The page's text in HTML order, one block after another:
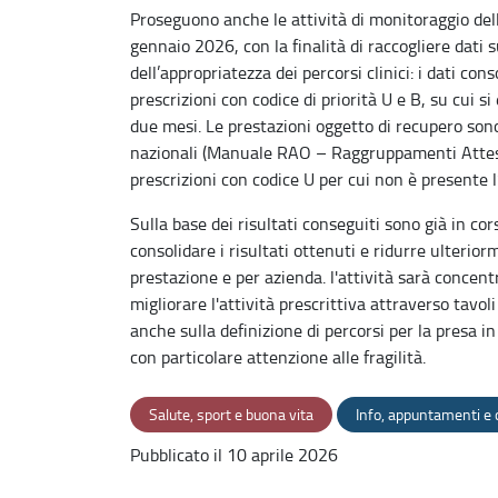
Proseguono anche le attività di monitoraggio
gennaio 2026, con la finalità di raccogliere
dell’appropriatezza dei percorsi clinici: i dati
prescrizioni con codice di priorità U e B, su cui
due mesi. Le prestazioni oggetto di recupero
nazionali (Manuale RAO – Raggruppamenti
prescrizioni con codice U per cui non è presente
Sulla base dei risultati conseguiti sono già in
consolidare i risultati ottenuti e ridurre
prestazione e per azienda. l'attività sarà
migliorare l'attività prescrittiva attraverso
anche sulla definizione di percorsi per la presa
con particolare attenzione alle fragilità.
Salute, sport e buona vita Info, appuntamenti e
Pubblicato il 10 aprile 2026